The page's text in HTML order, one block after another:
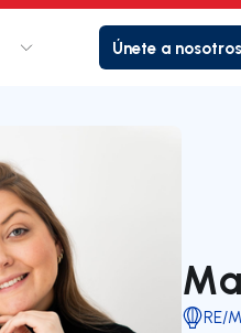
Únete a nosotros
RE/